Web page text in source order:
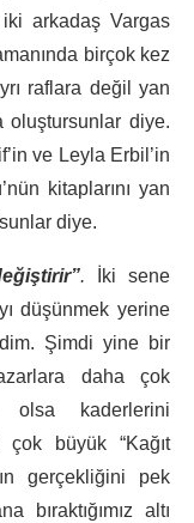
iki arkadaş Vargas
birçok kez
raflara değil yan
diye.
ve Leyla Erbil’in
kitaplarını yan
diye.
. İki sene
düşünmek yerine
Şimdi yine bir
daha çok
kaderlerini
çok büyük “Kağıt
gerçekliğini pek
bıraktığımız altı